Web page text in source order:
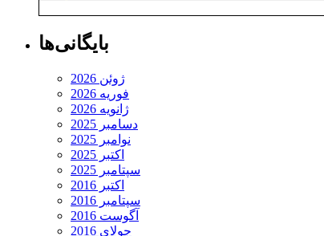
بایگانی‌ها
ژوئن 2026
فوریه 2026
ژانویه 2026
دسامبر 2025
نوامبر 2025
اکتبر 2025
سپتامبر 2025
اکتبر 2016
سپتامبر 2016
آگوست 2016
جولای 2016